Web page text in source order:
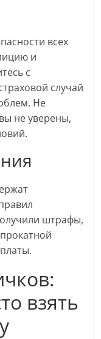
всех
и
с
случай
Не
не уверены,
штрафы,
взять